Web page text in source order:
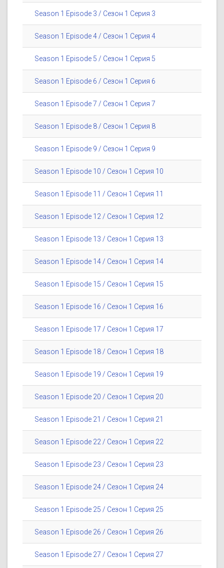
Season 1 Episode 3 / Сезон 1 Серия 3
Season 1 Episode 4 / Сезон 1 Серия 4
Season 1 Episode 5 / Сезон 1 Серия 5
Season 1 Episode 6 / Сезон 1 Серия 6
Season 1 Episode 7 / Сезон 1 Серия 7
Season 1 Episode 8 / Сезон 1 Серия 8
Season 1 Episode 9 / Сезон 1 Серия 9
Season 1 Episode 10 / Сезон 1 Серия 10
Season 1 Episode 11 / Сезон 1 Серия 11
Season 1 Episode 12 / Сезон 1 Серия 12
Season 1 Episode 13 / Сезон 1 Серия 13
Season 1 Episode 14 / Сезон 1 Серия 14
Season 1 Episode 15 / Сезон 1 Серия 15
Season 1 Episode 16 / Сезон 1 Серия 16
Season 1 Episode 17 / Сезон 1 Серия 17
Season 1 Episode 18 / Сезон 1 Серия 18
Season 1 Episode 19 / Сезон 1 Серия 19
Season 1 Episode 20 / Сезон 1 Серия 20
Season 1 Episode 21 / Сезон 1 Серия 21
Season 1 Episode 22 / Сезон 1 Серия 22
Season 1 Episode 23 / Сезон 1 Серия 23
Season 1 Episode 24 / Сезон 1 Серия 24
Season 1 Episode 25 / Сезон 1 Серия 25
Season 1 Episode 26 / Сезон 1 Серия 26
Season 1 Episode 27 / Сезон 1 Серия 27